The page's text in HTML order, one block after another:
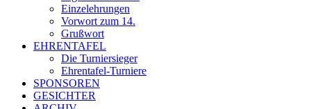
Einzelehrungen
Vorwort zum 14.
Grußwort
EHRENTAFEL
Die Turniersieger
Ehrentafel-Turniere
SPONSOREN
GESICHTER